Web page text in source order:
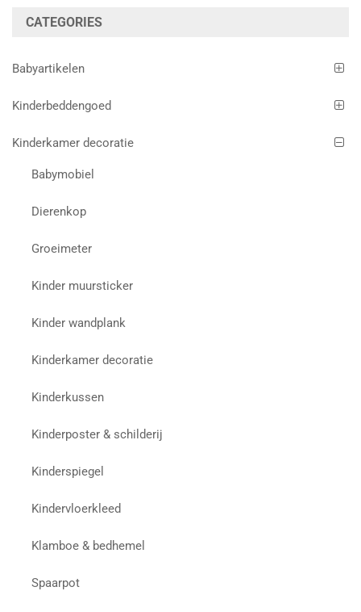
CATEGORIES
Babyartikelen
Kinderbeddengoed
Kinderkamer decoratie
Babymobiel
Dierenkop
Groeimeter
Kinder muursticker
Kinder wandplank
Kinderkamer decoratie
Kinderkussen
Kinderposter & schilderij
Kinderspiegel
Kindervloerkleed
Klamboe & bedhemel
Spaarpot